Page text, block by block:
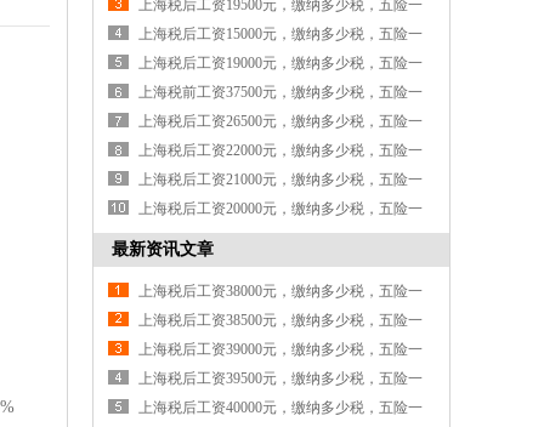
金各交多少钱
上海税后工资19500元，缴纳多少税，五险一
金各交多少钱
上海税后工资15000元，缴纳多少税，五险一
金各交多少钱
上海税后工资19000元，缴纳多少税，五险一
金各交多少钱
上海税前工资37500元，缴纳多少税，五险一
金各交多少钱
上海税后工资26500元，缴纳多少税，五险一
金各交多少钱
上海税后工资22000元，缴纳多少税，五险一
金各交多少钱
上海税后工资21000元，缴纳多少税，五险一
金各交多少钱
上海税后工资20000元，缴纳多少税，五险一
金各交多少钱
最新资讯文章
上海税后工资38000元，缴纳多少税，五险一
金各交多少钱
上海税后工资38500元，缴纳多少税，五险一
金各交多少钱
上海税后工资39000元，缴纳多少税，五险一
金各交多少钱
上海税后工资39500元，缴纳多少税，五险一
金各交多少钱
上海税后工资40000元，缴纳多少税，五险一